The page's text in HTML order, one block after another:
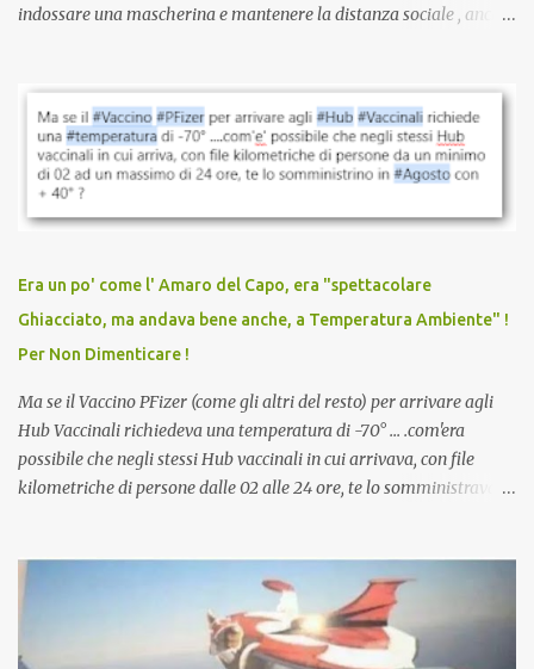
indossare una mascherina e mantenere la distanza sociale , anche
vaccinazione. Non avevamo mai sentito parlare di ricompense,
sconti, incentivi per vaccinarsi. Non avevamo mai visto
discriminazioni per coloro che non l’hanno fatto. Se non sei stato
vaccinato, nessuno aveva prima cercato di farti sentire una
persona cattiva. Non avevamo mai visto un vaccino che minacci le
vaccino usato per minacciare i mezzi di sussistenza, il lavoro o la
scuola. Non avevamo mai visto un vaccino che permettesse a un
dodicenne di ignorare il consenso dei genitori. Dopo tutti i vaccini
che abbiamo elencato sopra...
Era un po' come l' Amaro del Capo, era "spettacolare
Ghiacciato, ma andava bene anche, a Temperatura Ambiente" !
Per Non Dimenticare !
Ma se il Vaccino PFizer (come gli altri del resto) per arrivare agli
Hub Vaccinali richiedeva una temperatura di -70° ... .com'era
possibile che negli stessi Hub vaccinali in cui arrivava, con file
kilometriche di persone dalle 02 alle 24 ore, te lo somministravano
Vaccino come: l' Amaro del Capo, era "spettacolare Ghiacciato, ma
andava bene anche, a Temperatura Ambiente"! Riproponiamo
l'articolo per NON Dimenticare!